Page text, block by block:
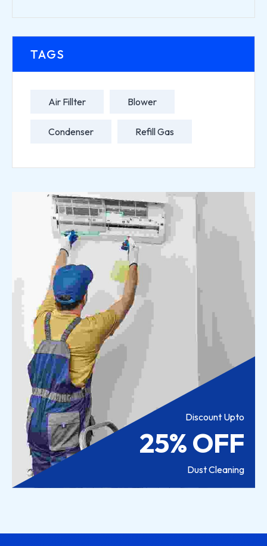
TAGS
Air Fillter Blower
Condenser Refill Gas
Discount Upto
25% OFF
Dust Cleaning